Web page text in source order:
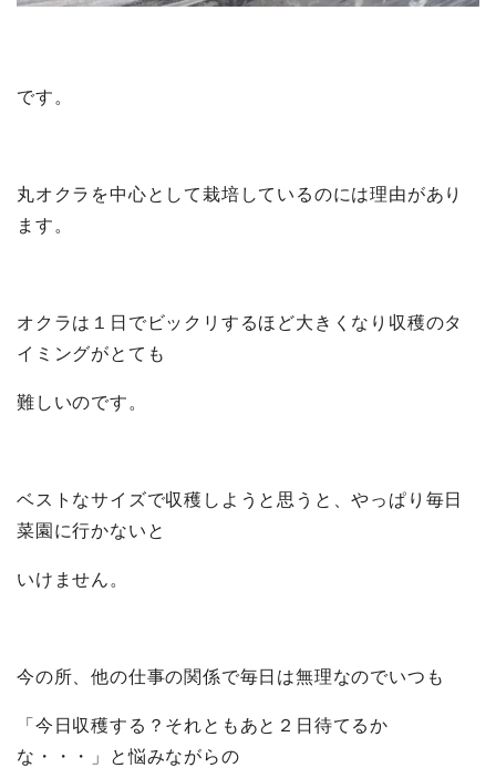
です。
丸オクラを中心として栽培しているのには理由があり
ます。
オクラは１日でビックリするほど大きくなり収穫のタ
イミングがとても
難しいのです。
ベストなサイズで収穫しようと思うと、やっぱり毎日
菜園に行かないと
いけません。
今の所、他の仕事の関係で毎日は無理なのでいつも
「今日収穫する？それともあと２日待てるか
な・・・」と悩みながらの